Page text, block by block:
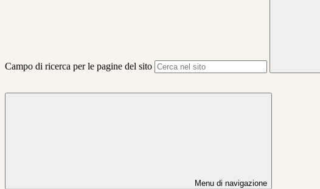
Campo di ricerca per le pagine del sito
Menu di navigazione